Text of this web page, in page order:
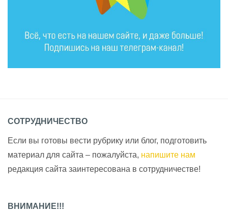
СОТРУДНИЧЕСТВО
Если вы готовы вести рубрику или блог, подготовить
материал для сайта – пожалуйста, напишите нам
редакция сайта заинтересована в сотрудничестве!
ВНИМАНИЕ!!!